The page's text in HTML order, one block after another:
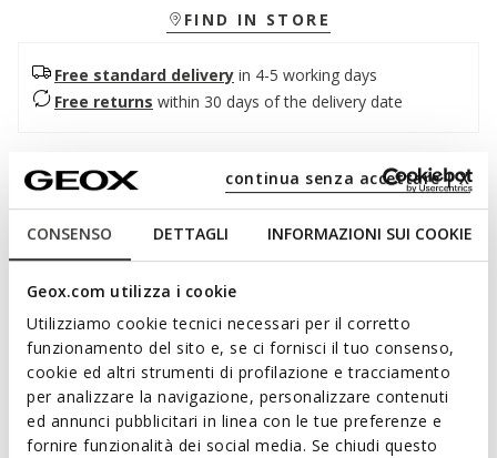
CONSENSO DETTAGLI INFORMAZIONI SUI COOKIE
Geox.com utilizza i cookie
Utilizziamo cookie tecnici necessari per il corretto
funzionamento del sito e, se ci fornisci il tuo consenso,
cookie ed altri strumenti di profilazione e tracciamento
per analizzare la navigazione, personalizzare contenuti
ed annunci pubblicitari in linea con le tue preferenze e
fornire funzionalità dei social media. Se chiudi questo
continua senza accettare | X
FIND IN STORE
Free standard delivery in 4-5 working days
Free returns within 30 days of the delivery date
Description
Children's sneakers with a simple design inspired by tennis
courts. Shown here in light navy blue and white, Eclyper is the
ideal model to complete everyday mini casual looks. Made
from leather-effect material, it is flexible, breathable and easy
ITEM CODE:B555LA000BCCB41Z
Features
Quick and easy to put on